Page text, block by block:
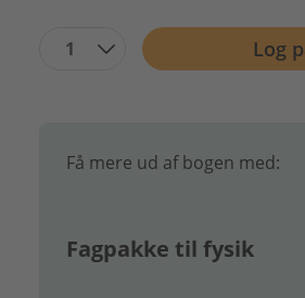
1 Log
Få mere ud af bogen med:
Fagpakke til fysik